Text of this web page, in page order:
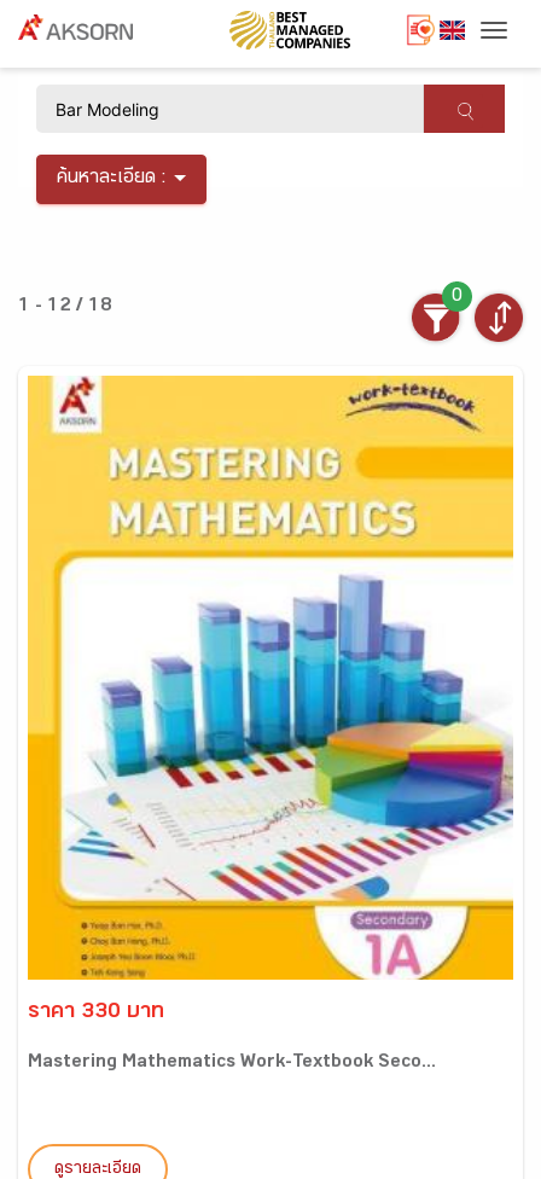
ค้นหาละเอียด :
1 - 12 / 18
0
ราคา 330 บาท
Mastering Mathematics Work-Textbook Seco...
ดูรายละเอียด